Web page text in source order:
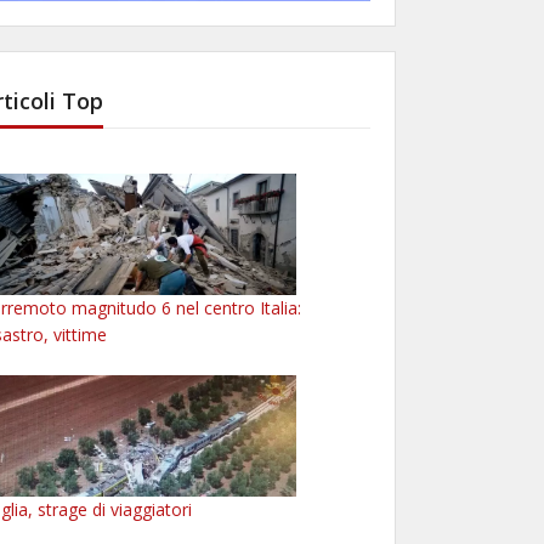
Top
magnitudo 6 nel centro Italia:
vittime
strage di viaggiatori